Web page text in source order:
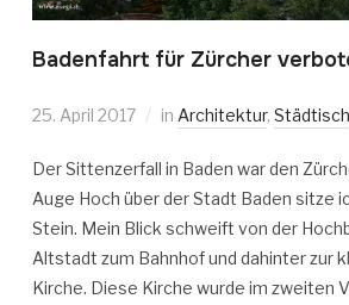
Badenfahrt für Zürcher
25. April 2017 in Architektur, Städtisch
Der Sittenzerfall in Baden war den
Auge Hoch über der Stadt Baden sitze
Stein. Mein Blick schweift von der
Altstadt zum Bahnhof und dahinter zur
Kirche. Diese Kirche wurde im zweiten